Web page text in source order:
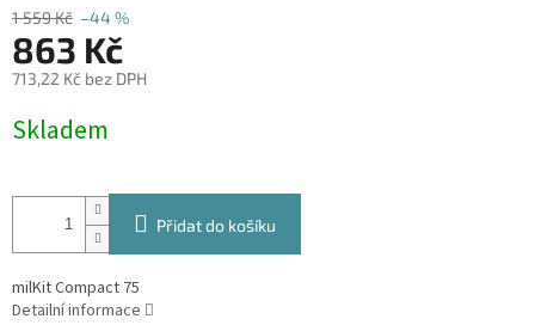
1 559 Kč –44 %
863 Kč
713,22 Kč bez DPH
cena:
Skladem
Přidat do košíku
milKit Compact 75
Detailní informace